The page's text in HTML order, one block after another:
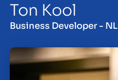
Prodaja poduzeća
Ton Kool
Business Developer - NL